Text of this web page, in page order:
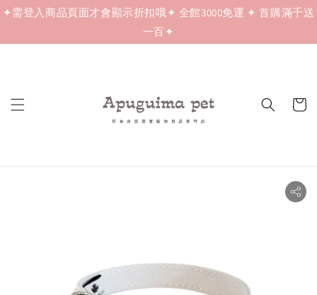
✦需登入商品頁面才會顯示折扣哦✦ 全館3000免運 ✦ 首購滿千送
一百✦